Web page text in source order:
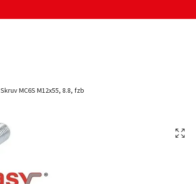
Skruv MC6S M12x55, 8.8, fzb